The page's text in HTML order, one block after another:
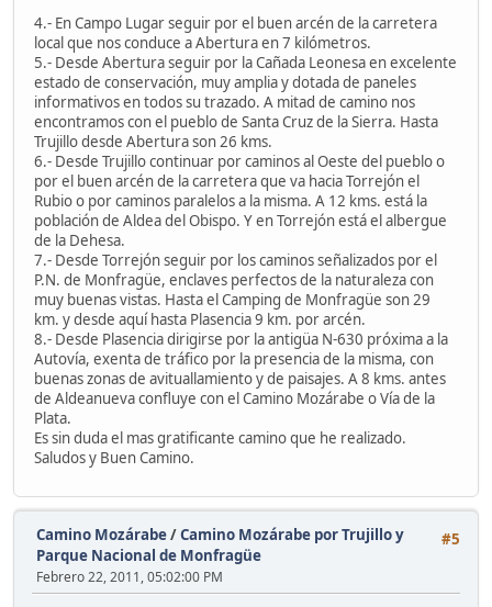
4.- En Campo Lugar seguir por el buen arcén de la carretera
local que nos conduce a Abertura en 7 kilómetros.
5.- Desde Abertura seguir por la Cañada Leonesa en excelente
estado de conservación, muy amplia y dotada de paneles
informativos en todos su trazado. A mitad de camino nos
encontramos con el pueblo de Santa Cruz de la Sierra. Hasta
Trujillo desde Abertura son 26 kms.
6.- Desde Trujillo continuar por caminos al Oeste del pueblo o
por el buen arcén de la carretera que va hacia Torrejón el
Rubio o por caminos paralelos a la misma. A 12 kms. está la
población de Aldea del Obispo. Y en Torrejón está el albergue
de la Dehesa.
7.- Desde Torrejón seguir por los caminos señalizados por el
P.N. de Monfragüe, enclaves perfectos de la naturaleza con
muy buenas vistas. Hasta el Camping de Monfragüe son 29
km. y desde aquí hasta Plasencia 9 km. por arcén.
8.- Desde Plasencia dirigirse por la antigüa N-630 próxima a la
Autovía, exenta de tráfico por la presencia de la misma, con
buenas zonas de avituallamiento y de paisajes. A 8 kms. antes
de Aldeanueva confluye con el Camino Mozárabe o Vía de la
Plata.
Es sin duda el mas gratificante camino que he realizado.
Saludos y Buen Camino.
#5
Camino Mozárabe/Camino Mozárabe por Trujillo y
Parque Nacional de Monfragüe
Febrero 22, 2011, 05:02:00 PM